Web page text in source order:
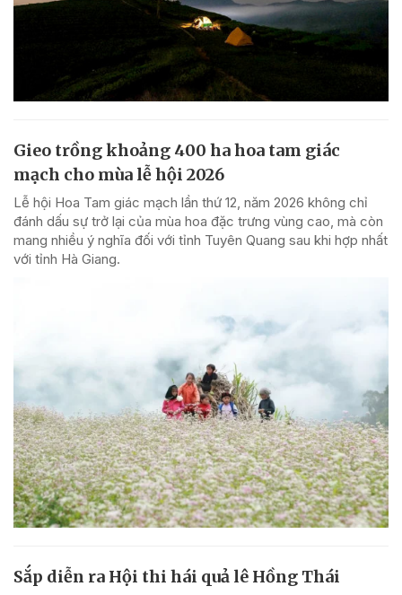
Gieo trồng khoảng 400 ha hoa tam giác
mạch cho mùa lễ hội 2026
Lễ hội Hoa Tam giác mạch lần thứ 12, năm 2026 không chỉ
đánh dấu sự trở lại của mùa hoa đặc trưng vùng cao, mà còn
mang nhiều ý nghĩa đối với tỉnh Tuyên Quang sau khi hợp nhất
với tỉnh Hà Giang.
Sắp diễn ra Hội thi hái quả lê Hồng Thái